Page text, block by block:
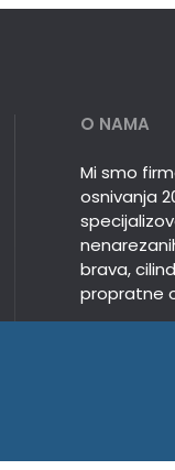
O NAMA
Mi smo
osnivanja
brava,
propratne